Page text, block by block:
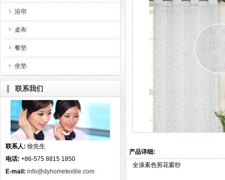
浴帘
桌布
餐垫
坐垫
联系我们
联系人: 徐先生
电话: +86-575 8815 1850
E-mail: info@dyhometextile.com
产品详细:
全涤素色剪花窗纱